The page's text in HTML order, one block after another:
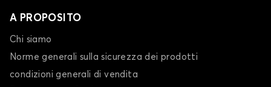
A PROPOSITO
Chi siamo
Norme generali sulla sicurezza dei prodotti
condizioni generali di vendita